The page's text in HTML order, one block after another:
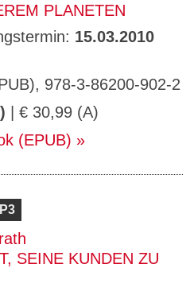
PLANETEN
15.03.2010
978-3-86200-902-2
| € 30,99 (A)
(EPUB)
SEINE KUNDEN ZU